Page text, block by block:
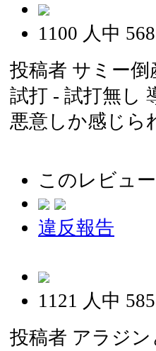
1100 人中 568
投稿者 サミー倒
試打 - 試打無し
悪意しか感じら
このレビュ
違反報告
1121 人中 585
投稿者 アラジ